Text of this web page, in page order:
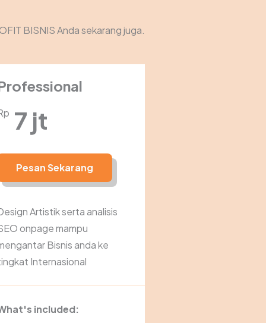
BISNIS Anda sekarang juga.
7 jt
Pesan Sekarang
Artistik serta analisis
onpage mampu
Bisnis anda ke
Internasional
included: